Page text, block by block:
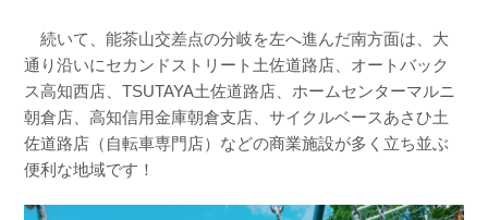
続いて、能茶山交差点の分岐を左へ進んだ南方面は、大
通り沿いにセカンドストリート土佐道路店、オートバック
ス高知西店、TSUTAYA土佐道路店、ホームセンターマルニ
朝倉店、高知信用金庫朝倉支店、サイクルベースあさひ土
佐道路店（自転車専門店）などの商業施設が多く立ち並ぶ
便利な地域です！